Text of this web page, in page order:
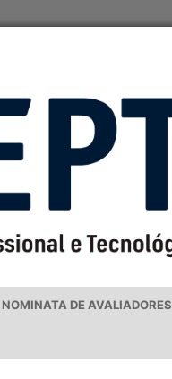
NOMINATA DE AVALIADORES